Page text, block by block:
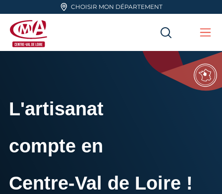
Aller en haut de pageCHOISIR MON DÉPARTEMENT
L'artisanat
compte en
Centre-Val de Loire !